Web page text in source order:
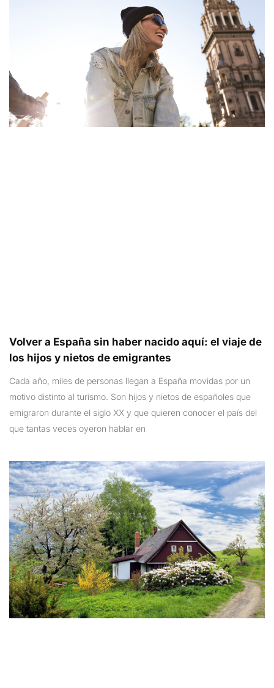
Volver a España sin haber nacido aquí: el viaje de
los hijos y nietos de emigrantes
Cada año, miles de personas llegan a España movidas por un
motivo distinto al turismo. Son hijos y nietos de españoles que
emigraron durante el siglo XX y que quieren conocer el país del
que tantas veces oyeron hablar en